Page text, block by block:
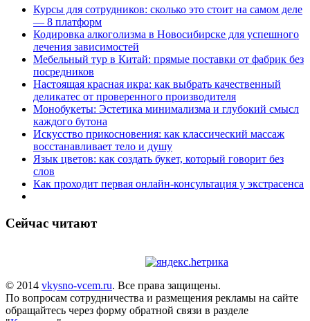
Курсы для сотрудников: сколько это стоит на самом деле
— 8 платформ
Кодировка алкоголизма в Новосибирске для успешного
лечения зависимостей
Мебельный тур в Китай: прямые поставки от фабрик без
посредников
Настоящая красная икра: как выбрать качественный
деликатес от проверенного производителя
Монобукеты: Эстетика минимализма и глубокий смысл
каждого бутона
Искусство прикосновения: как классический массаж
восстанавливает тело и душу
Язык цветов: как создать букет, который говорит без
слов
Как проходит первая онлайн-консультация у экстрасенса
Сейчас читают
© 2014 vkysno-vcem.ru. Все права защищены.
По вопросам сотрудничества и размещения рекламы на сайте
обращайтесь через форму обратной связи в разделе